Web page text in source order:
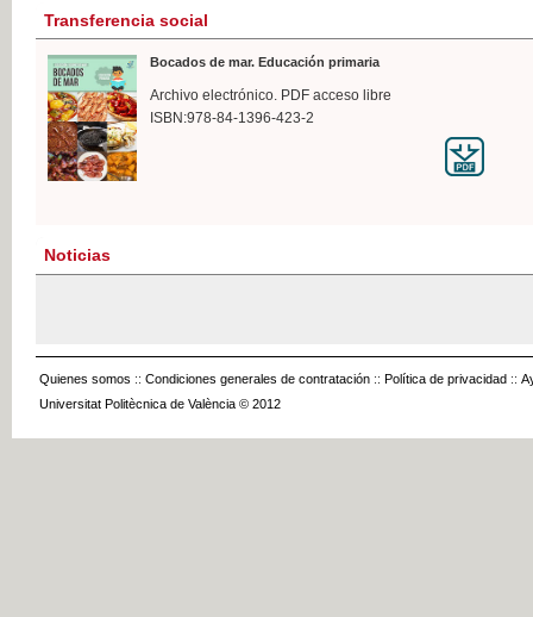
Transferencia social
Bocados de mar. Educación primaria
Archivo electrónico. PDF acceso libre
ISBN:978-84-1396-423-2
Noticias
Quienes somos :: Condiciones generales de contratación :: Política de privacidad ::
Universitat Politècnica de València © 2012